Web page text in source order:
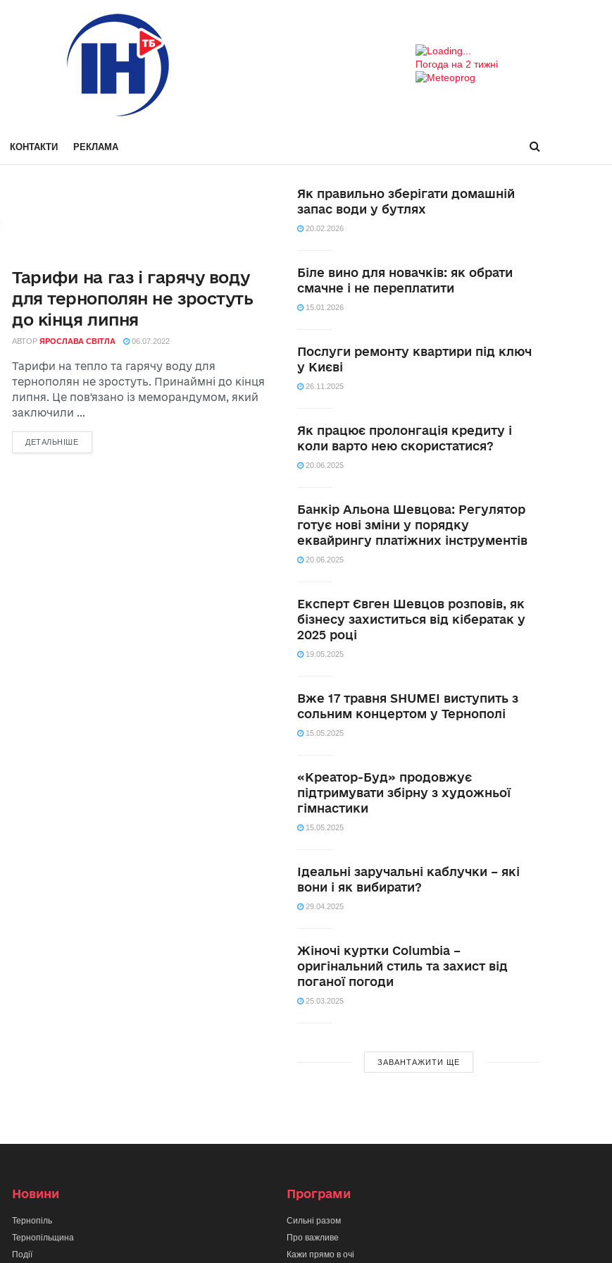
Погода на 2 тижні
КОНТАКТИ РЕКЛАМА
Тарифи на газ і гарячу воду
для тернополян не зростуть
до кінця липня
АВТОР ЯРОСЛАВА СВІТЛА 06.07.2022
Тарифи на тепло та гарячу воду для
тернополян не зростуть. Принаймні до кінця
липня. Це пов'язано із меморандумом, який
заключили ...
ДЕТАЛЬНІШЕ
Як правильно зберігати домашній
запас води у бутлях
20.02.2026
Біле вино для новачків: як обрати
смачне і не переплатити
15.01.2026
Послуги ремонту квартири під ключ
у Києві
26.11.2025
Як працює пролонгація кредиту і
коли варто нею скористатися?
20.06.2025
Банкір Альона Шевцова: Регулятор
готує нові зміни у порядку
еквайрингу платіжних інструментів
20.06.2025
Експерт Євген Шевцов розповів, як
бізнесу захиститься від кібератак у
2025 році
19.05.2025
Вже 17 травня SHUMEI виступить з
сольним концертом у Тернополі
15.05.2025
«Креатор-Буд» продовжує
підтримувати збірну з художньої
гімнастики
15.05.2025
Ідеальні заручальні каблучки – які
вони і як вибирати?
29.04.2025
Жіночі куртки Columbia –
оригінальний стиль та захист від
поганої погоди
25.03.2025
ЗАВАНТАЖИТИ ЩЕ
Новини
Тернопіль
Тернопільщина
Події
Програми
Сильні разом
Про важливе
Кажи прямо в очі